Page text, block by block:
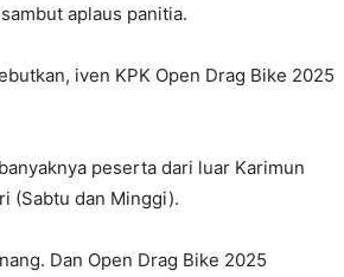
aplaus panitia.
iven KPK Open Drag Bike 2025
peserta dari luar Karimun
(Sabtu dan Minggi).
Dan Open Drag Bike 2025